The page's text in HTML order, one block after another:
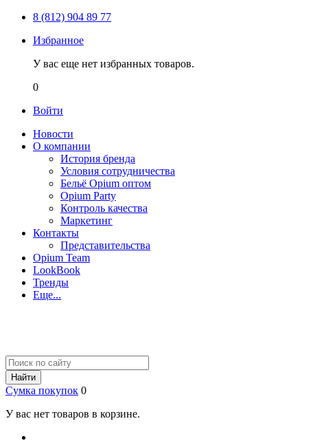
8 (812) 904 89 77
Избранное
У вас еще нет избранных товаров.
0
Войти
Новости
О компании
История бренда
Условия сотрудничества
Бельё Opium оптом
Opium Party
Контроль качества
Маркетинг
Контакты
Представительства
Opium Team
LookBook
Тренды
Еще...
Найти
Сумка покупок 0
У вас нет товаров в корзине.